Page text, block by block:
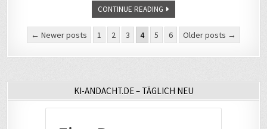
CONTINUE READING
Seitennummerierung
der
← Newer posts 1 2 3 4 5 6 Older posts →
KI-ANDACHT.DE – TÄGLICH NEU